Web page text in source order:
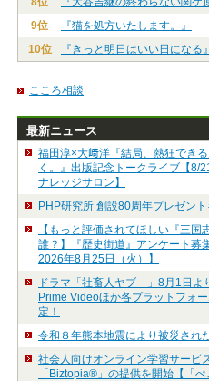
9位
『猫を処方いたします。』
10位
『きっと明日はいい日になる』
こころ相談
最新ニュース
福田淳×大﨑洋『結局、熱狂でき
く。』出版記念トークライブ【8/
ナレッジサロン】
PHP研究所 創設80周年プレゼン
【もっと評価されてほしい『三国
誰？】『歴史街道』アンケート募
2026年8月25日（火）】
ドラマ「社畜人ヤブ―」8月1日よ
Prime Videoほか各プラットフォ
定！
令和８年熊本地震により被災され
社会人向けオンライン学習サービ
「Biztopia®」の提供を開始【「